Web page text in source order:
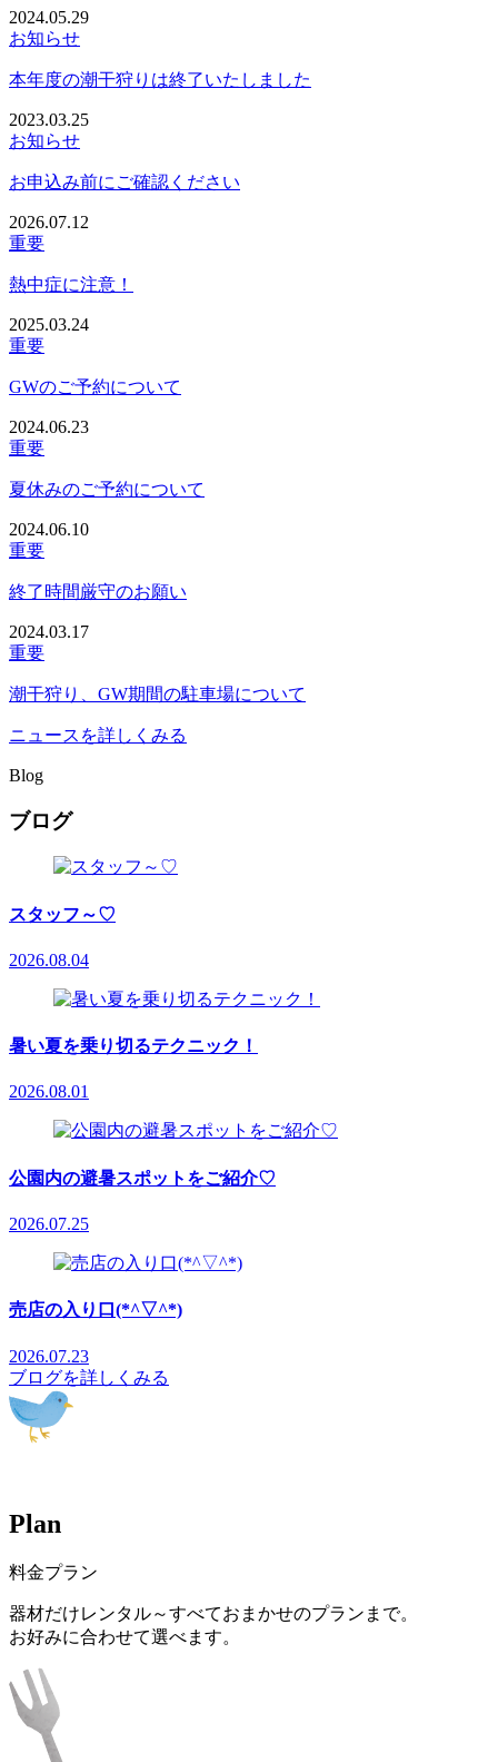
2024.05.29
お知らせ
本年度の潮干狩りは終了いたしました
2023.03.25
お知らせ
お申込み前にご確認ください
2026.07.12
重要
熱中症に注意！
2025.03.24
重要
GWのご予約について
2024.06.23
重要
夏休みのご予約について
2024.06.10
重要
終了時間厳守のお願い
2024.03.17
重要
潮干狩り、GW期間の駐車場について
ニュースを詳しくみる
Blog
ブログ
スタッフ～♡
2026.08.04
暑い夏を乗り切るテクニック！
2026.08.01
公園内の避暑スポットをご紹介♡
2026.07.25
売店の入り口(*^▽^*)
2026.07.23
ブログを詳しくみる
Plan
料金プラン
器材だけレンタル～すべておまかせのプランまで。
お好みに合わせて選べます。